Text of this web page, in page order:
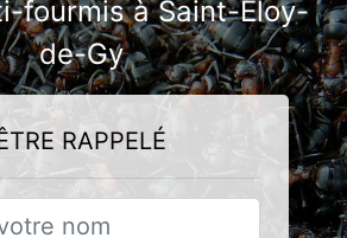
fourmis à Saint-Éloy-
de-Gy
RAPPELÉ